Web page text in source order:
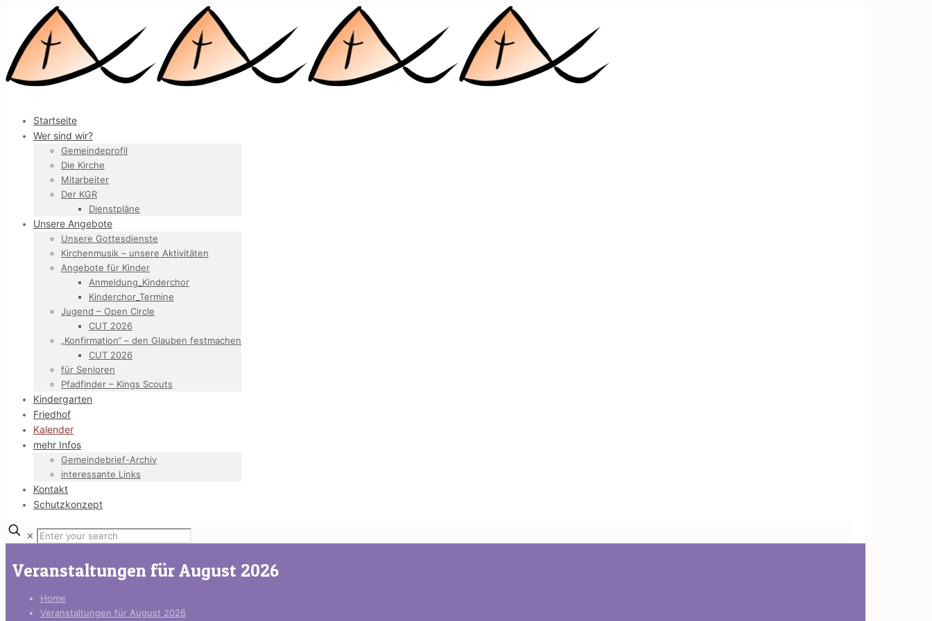
Startseite
Wer sind wir?
Gemeindeprofil
Die Kirche
Mitarbeiter
Der KGR
Dienstpläne
Unsere Angebote
Unsere Gottesdienste
Kirchenmusik – unsere Aktivitäten
Angebote für Kinder
Anmeldung_Kinderchor
Kinderchor_Termine
Jugend – Open Circle
CUT 2026
„Konfirmation“ – den Glauben festmachen
CUT 2026
für Senioren
Pfadfinder – Kings Scouts
Kindergarten
Friedhof
Kalender
mehr Infos
Gemeindebrief-Archiv
interessante Links
Kontakt
Schutzkonzept
✕
Veranstaltungen für August 2026
Home
Veranstaltungen für August 2026